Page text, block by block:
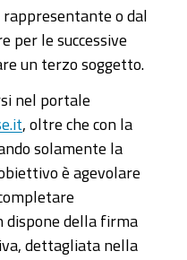
o dal
per le successive
un terzo soggetto.
nel portale
, oltre che con la
solamente la
è agevolare
dispone della firma
dettagliata nella